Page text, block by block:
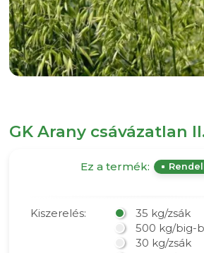
GK Arany csávázatlan
Ez a termék:
Kiszerelés:
35 kg/zsák
500 kg/big-
30 kg/zsák